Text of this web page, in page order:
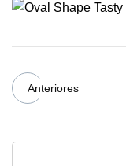
Anteriores